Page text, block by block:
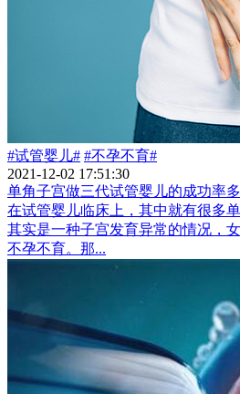
#试管婴儿# #不孕不育#
2021-12-02 17:51:30
单角子宫做三代试管婴儿的成功率
在试管婴儿临床上，其中就有很多
其实是一种子宫发育异常的情况，
不孕不育。那...